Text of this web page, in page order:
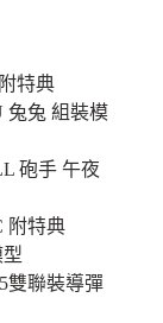
特典
兔兔 組裝模
砲手 午夜
附特典
雙聯裝導彈